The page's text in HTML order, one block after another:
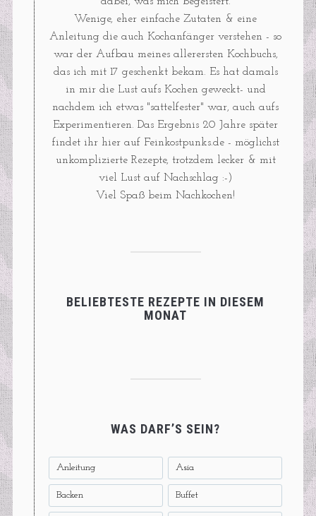
Wenige, eher einfache Zutaten & eine
Anleitung die auch Kochanfänger verstehen - so
war der Aufbau meines allerersten Kochbuchs,
das ich mit 17 geschenkt bekam. Es hat damals
in mir die Lust aufs Kochen geweckt- und
nachdem ich etwas "sattelfester" war, auch aufs
Experimentieren. Das Ergebnis 20 Jahre später
findet ihr hier auf Feinkostpunks.de - möglichst
unkomplizierte Rezepte, trotzdem lecker & mit
viel Lust auf Nachschlag :-)
Viel Spaß beim Nachkochen!
BELIEBTESTE REZEPTE IN DIESEM
MONAT
WAS DARF’S SEIN?
Anleitung Asia
Backen Buffet